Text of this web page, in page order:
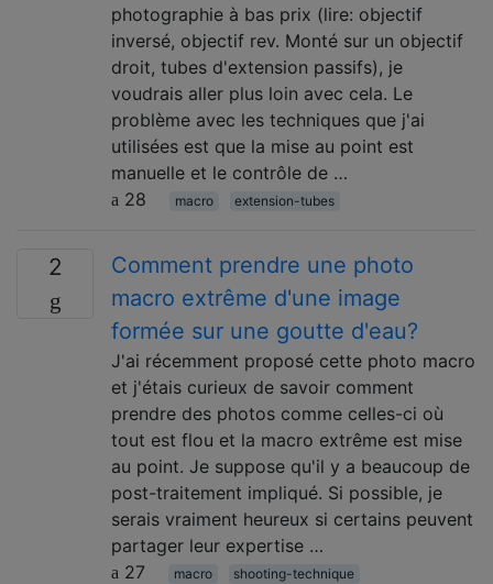
photographie à bas prix (lire: objectif
inversé, objectif rev. Monté sur un objectif
droit, tubes d'extension passifs), je
voudrais aller plus loin avec cela. Le
problème avec les techniques que j'ai
utilisées est que la mise au point est
manuelle et le contrôle de …
28
macro extension-tubes
2
Comment prendre une photo
macro extrême d'une image
formée sur une goutte d'eau?
J'ai récemment proposé cette photo macro
et j'étais curieux de savoir comment
prendre des photos comme celles-ci où
tout est flou et la macro extrême est mise
au point. Je suppose qu'il y a beaucoup de
post-traitement impliqué. Si possible, je
serais vraiment heureux si certains peuvent
partager leur expertise …
27
macro shooting-technique